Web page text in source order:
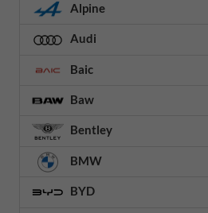
Alpine
Audi
Baic
Baw
Bentley
BMW
BYD